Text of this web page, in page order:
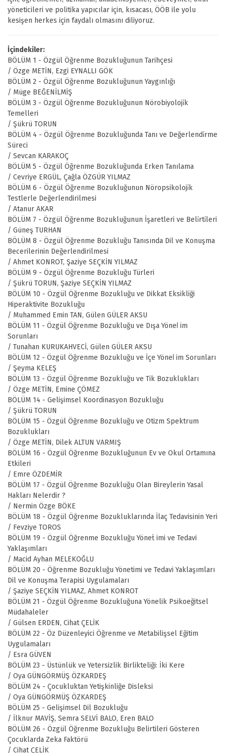
yöneticileri ve politika yapıcılar için, kısacası, ÖÖB ile yolu
kesişen herkes için faydalı olmasını diliyoruz.
İçindekiler:
BÖLÜM 1 - Özgül Öğrenme Bozukluğunun Tarihçesi
/ Özge METİN, Ezgi EYNALLI GÖK
BÖLÜM 2 - Özgül Öğrenme Bozukluğunun Yaygınlığı
/ Müge BEĞENİLMİŞ
BÖLÜM 3 - Özgül Öğrenme Bozukluğunun Nörobiyoloji̇k
Temelleri
/ Şükrü TORUN
BÖLÜM 4 - Özgül Öğrenme Bozukluğunda Tanı ve Değerlendi̇rme
Süreci
/ Sevcan KARAKOÇ
BÖLÜM 5 - Özgül Öğrenme Bozukluğunda Erken Tanılama
/ Cevriye ERGÜL, Çağla ÖZGÜR YILMAZ
BÖLÜM 6 - Özgül Öğrenme Bozukluğunun Nöropsikoloji̇k
Testlerle Değerlendirilmesi
/ Atanur AKAR
BÖLÜM 7 - Özgül Öğrenme Bozukluğunun İşaretleri ve Beli̇rti̇leri
/ Güneş TURHAN
BÖLÜM 8 - Özgül Öğrenme Bozukluğu Tanısında Dil ve Konuşma
Becerilerinin Değerlendirilmesi
/ Ahmet KONROT, Şaziye SEÇKİN YILMAZ
BÖLÜM 9 - Özgül Öğrenme Bozukluğu Türleri
/ Şükrü TORUN, Şaziye SEÇKİN YILMAZ
BÖLÜM 10 - Özgül Öğrenme Bozukluğu ve Dikkat Eksikliği
Hiperaktivite Bozukluğu
/ Muhammed Emin TAN, Gülen GÜLER AKSU
BÖLÜM 11 - Özgül Öğrenme Bozukluğu ve Dışa Yönel̇ im
Sorunları
/ Tunahan KURUKAHVECİ, Gülen GÜLER AKSU
BÖLÜM 12 - Özgül Öğrenme Bozukluğu ve İçe Yönel̇ im Sorunları
/ Şeyma KELEŞ
BÖLÜM 13 - Özgül Öğrenme Bozukluğu ve Tik Bozuklukları
/ Özge METİN, Emine ÇÖMEZ
BÖLÜM 14 - Gelişimsel Koordinasyon Bozukluğu
/ Şükrü TORUN
BÖLÜM 15 - Özgül Öğrenme Bozukluğu ve Otizm Spektrum
Bozuklukları
/ Özge METİN, Dilek ALTUN VARMIŞ
BÖLÜM 16 - Özgül Öğrenme Bozukluğunun Ev ve Okul Ortamına
Etkileri
/ Emre ÖZDEMİR
BÖLÜM 17 - Özgül Öğrenme Bozukluğu Olan Bireylerin Yasal
Hakları Nelerdir ?
/ Nermin Özge BÖKE
BÖLÜM 18 - Özgül Öğrenme Bozukluklarında İlaç Tedavisinin Yeri
/ Fevziye TOROS
BÖLÜM 19 - Özgül Öğrenme Bozukluğu Yöneṫ imi ve Tedavi
Yaklaşımları
/ Macid Ayhan MELEKOĞLU
BÖLÜM 20 - Öğrenme Bozukluğu Yönetimi ve Tedavi Yaklaşımları
Dil ve Konuşma Terapisi Uygulamaları
/ Şaziye SEÇKİN YILMAZ, Ahmet KONROT
BÖLÜM 21 - Özgül Öğrenme Bozukluğuna Yönelik Psikoeğitsel
Müdahaleler
/ Gülsen ERDEN, Cihat ÇELİK
BÖLÜM 22 - Öz Düzenleyici Öğrenme ve Metabilişsel Eğitim
Uygulamaları
/ Esra GÜVEN
BÖLÜM 23 - Üstünlük ve Yetersizlik Birlikteliği: İki Kere
/ Oya GÜNGÖRMÜŞ ÖZKARDEŞ
BÖLÜM 24 - Çocukluktan Yetişkinliğe Disleksi
/ Oya GÜNGÖRMÜŞ ÖZKARDEŞ
BÖLÜM 25 - Gelişimsel Dil Bozukluğu
/ İlknur MAVİŞ, Semra SELVİ BALO, Eren BALO
BÖLÜM 26 - Özgül Öğrenme Bozukluğu Belirtileri Gösteren
Çocuklarda Zeka Faktörü
/ Cihat ÇELİK